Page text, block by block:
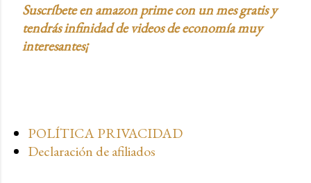
Suscríbete en amazon prime con un mes gratis y
tendrás infinidad de videos de economía muy
interesantes¡
POLÍTICA PRIVACIDAD
Declaración de afiliados